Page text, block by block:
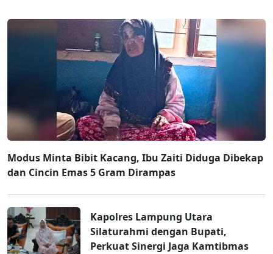
Modus Minta Bibit Kacang, Ibu Zaiti Diduga Dibekap
dan Cincin Emas 5 Gram Dirampas
Kapolres Lampung Utara
Silaturahmi dengan Bupati,
Perkuat Sinergi Jaga Kamtibmas